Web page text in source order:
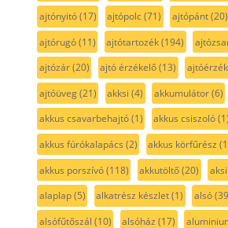
ajtónyitó(17) ajtópolc(71) ajtópánt(20)
ajtórugó(11) ajtótartozék(194)
ajtózár(20) ajtó érzékelő(13)
ajtóüveg(21) akksi (4) akkumulátor(6)
akkus csavarbehajtó(1) akkus csiszoló(1)
akkus fúrókalapács (2) akkus körfűrész
akkus porszívó(118) akkutöltő(20) aksi
alaplap(5) alkatrész készlet(1) alsó
alsófűtőszál (10) alsóház (17)